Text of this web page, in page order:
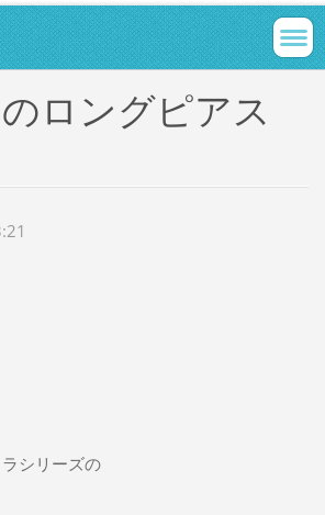
ロングピアス
ラシリーズの